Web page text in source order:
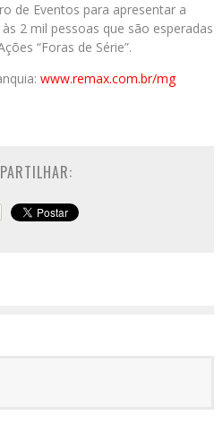
de Eventos para apresentar a
2 mil pessoas que são esperadas
“Foras de Série”.
www.remax.com.br/mg